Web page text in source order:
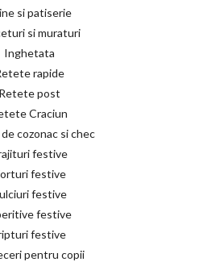
si patiserie
si muraturi
Inghetata
rapide
Retete post
Craciun
cozonac si chec
festive
festive
festive
festive
festive
pentru copii